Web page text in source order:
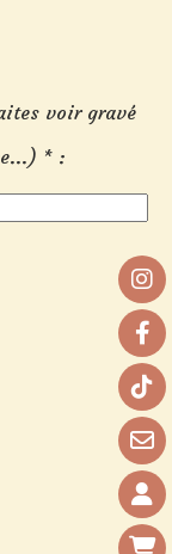
voir gravé
* :